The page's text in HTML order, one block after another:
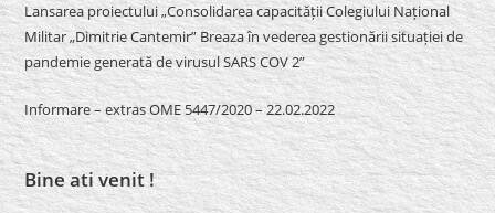
Lansarea proiectului „Consolidarea capacității Colegiului Național
Militar „Dimitrie Cantemir” Breaza în vederea gestionării situației de
pandemie generată de virusul SARS COV 2”
Informare – extras OME 5447/2020 – 22.02.2022
Bine ati venit !